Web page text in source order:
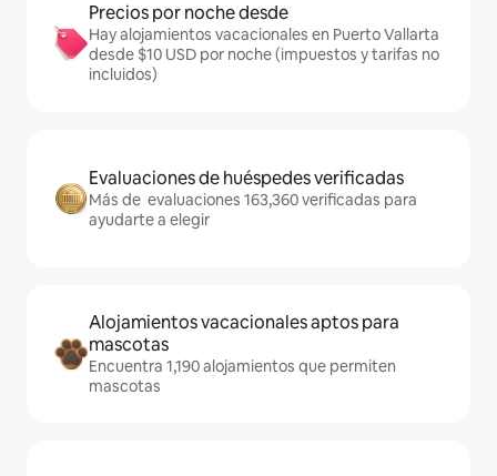
Precios por noche desde
Hay alojamientos vacacionales en Puerto Vallarta
desde $10 USD por noche (impuestos y tarifas no
incluidos)
Evaluaciones de huéspedes verificadas
Más de evaluaciones 163,360 verificadas para
ayudarte a elegir
Alojamientos vacacionales aptos para
mascotas
Encuentra 1,190 alojamientos que permiten
mascotas